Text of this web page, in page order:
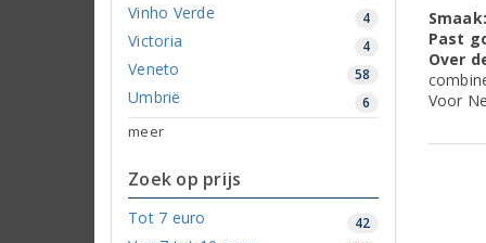
Vinho Verde 4
Victoria 4
Veneto 58
Umbrië 6
meer
Zoek op prijs
Tot 7 euro 42
Smaak:
Past
Over
Voor